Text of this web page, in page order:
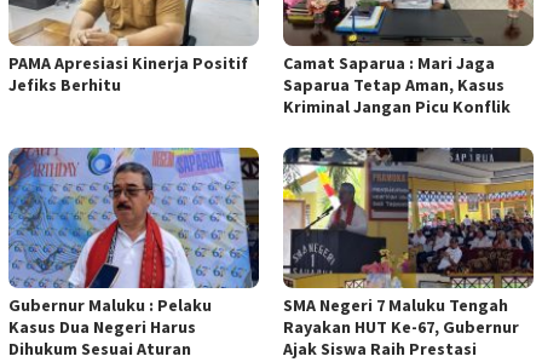
PAMA Apresiasi Kinerja Positif
Jefiks Berhitu
Camat Saparua : Mari Jaga
Saparua Tetap Aman, Kasus
Kriminal Jangan Picu Konflik
Gubernur Maluku : Pelaku
Kasus Dua Negeri Harus
Dihukum Sesuai Aturan
SMA Negeri 7 Maluku Tengah
Rayakan HUT Ke-67, Gubernur
Ajak Siswa Raih Prestasi